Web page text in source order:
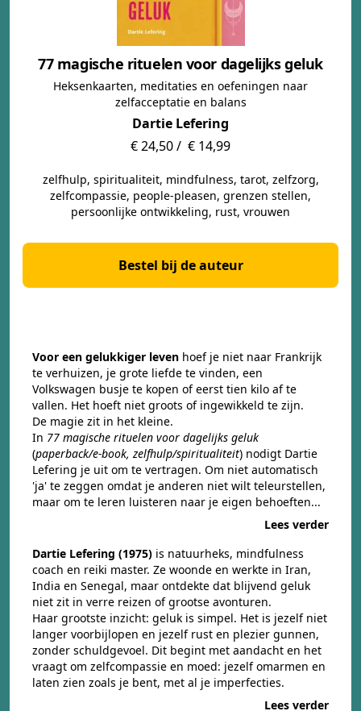
77 magische rituelen voor dagelijks geluk
Heksenkaarten, meditaties en oefeningen naar
zelfacceptatie en balans
Dartie Lefering
€ 24,50 / € 14,99
zelfhulp, spiritualiteit, mindfulness, tarot, zelfzorg,
zelfcompassie, people-pleasen, grenzen stellen,
persoonlijke ontwikkeling, rust, vrouwen
Bestel bij de auteur
Voor een gelukkiger leven hoef je niet naar Frankrijk
te verhuizen, je grote liefde te vinden, een
Volkswagen busje te kopen of eerst tien kilo af te
vallen. Het hoeft niet groots of ingewikkeld te zijn.
De magie zit in het kleine.
In 77 magische rituelen voor dagelijks geluk
(paperback/e-book, zelfhulp/spiritualiteit) nodigt Dartie
Lefering je uit om te vertragen. Om niet automatisch
'ja' te zeggen omdat je anderen niet wilt teleurstellen,
maar om te leren luisteren naar je eigen behoeften...
Lees verder
Dartie Lefering (1975) is natuurheks, mindfulness
coach en reiki master. Ze woonde en werkte in Iran,
India en Senegal, maar ontdekte dat blijvend geluk
niet zit in verre reizen of grootse avonturen.
Haar grootste inzicht: geluk is simpel. Het is jezelf niet
langer voorbijlopen en jezelf rust en plezier gunnen,
zonder schuldgevoel. Dit begint met aandacht en het
vraagt om zelfcompassie en moed: jezelf omarmen en
laten zien zoals je bent, met al je imperfecties.
Lees verder